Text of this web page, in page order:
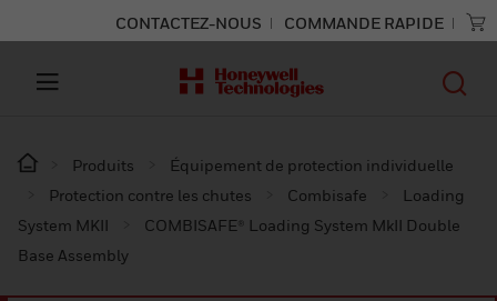
CONTACTEZ-NOUS COMMANDE RAPIDE
Produits
Équipement de protection individuelle
Protection contre les chutes
Combisafe
Loading
System MKII
COMBISAFE® Loading System MkII Double
Base Assembly